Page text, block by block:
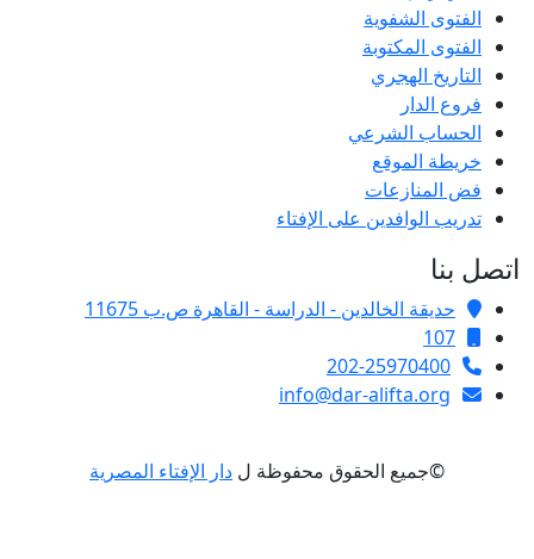
الفتوى الشفوية
الفتوى المكتوبة
التاريخ الهجري
فروع الدار
الحساب الشرعي
خريطة الموقع
فض المنازعات
تدريب الوافدين على الإفتاء
اتصل بنا
حديقة الخالدين - الدراسة - القاهرة ص.ب 11675
107
202-25970400
info@dar-alifta.org
©جميع الحقوق محفوظة ل دار الإفتاء المصرية